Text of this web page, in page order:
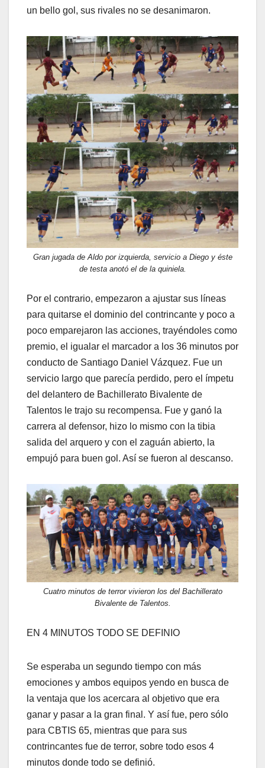
un bello gol, sus rivales no se desanimaron.
Gran jugada de Aldo por izquierda, servicio a Diego y éste
de testa anotó el de la quiniela.
Por el contrario, empezaron a ajustar sus líneas
para quitarse el dominio del contrincante y poco a
poco emparejaron las acciones, trayéndoles como
premio, el igualar el marcador a los 36 minutos por
conducto de Santiago Daniel Vázquez. Fue un
servicio largo que parecía perdido, pero el ímpetu
del delantero de Bachillerato Bivalente de
Talentos le trajo su recompensa. Fue y ganó la
carrera al defensor, hizo lo mismo con la tibia
salida del arquero y con el zaguán abierto, la
empujó para buen gol. Así se fueron al descanso.
Cuatro minutos de terror vivieron los del Bachillerato
Bivalente de Talentos.
EN 4 MINUTOS TODO SE DEFINIO
Se esperaba un segundo tiempo con más
emociones y ambos equipos yendo en busca de
la ventaja que los acercara al objetivo que era
ganar y pasar a la gran final. Y así fue, pero sólo
para CBTIS 65, mientras que para sus
contrincantes fue de terror, sobre todo esos 4
minutos donde todo se definió.